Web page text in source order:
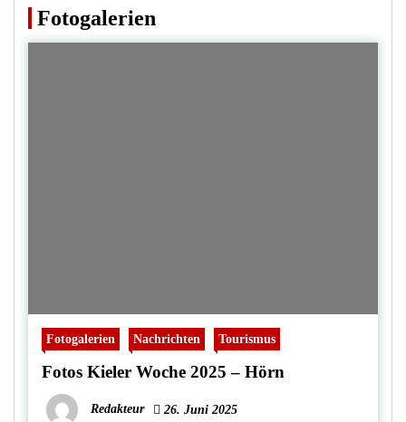
Fotogalerien
Fotogalerien Nachrichten Tourismus
Fotos Kieler Woche 2025 – Hörn
Redakteur 26. Juni 2025